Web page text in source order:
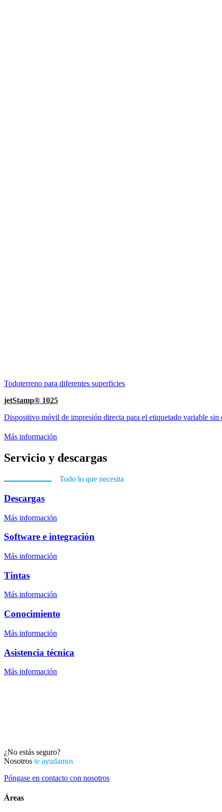
Todoterreno para diferentes superficies
jetStamp® 1025
Dispositivo móvil de impresión directa para el etiquetado variable sin
Más información
Servicio y descargas
Todo lo que necesita
Descargas
Más información
Software e integración
Más información
Tintas
Más información
Conocimiento
Más información
Asistencia técnica
Más información
¿No estás seguro?
Nosotros te ayudamos
Póngase en contacto con nosotros
Áreas